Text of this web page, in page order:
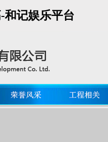
和记娱乐平台